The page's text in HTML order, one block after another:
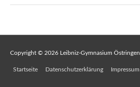
Copyright © 2026 Leibniz-Gymnasium Östringen
Startseite Datenschutzerklärung Impressum